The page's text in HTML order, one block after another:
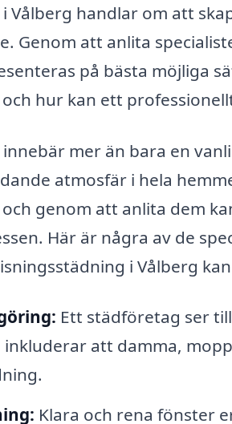
Vålberg handlar om att
Genom att anlita
på bästa möjliga
hur kan ett
mer än bara en
atmosfär i hela
genom att anlita dem
Här är några av de
i Vålberg
Ett städföretag ser
att damma,
Klara och rena fönster